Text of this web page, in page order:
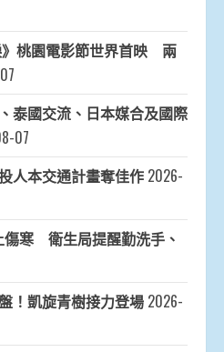
桃園電影節世界首映 兩
泰國交流、日本媒合及國際
07
人本交通計畫奪佳作 2026-
傷寒 衛生局提醒勤洗手、
！凱旋青樹接力登場 2026-